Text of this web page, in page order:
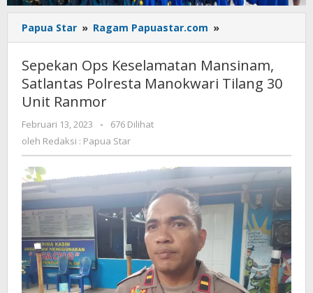
Papua Star » Ragam Papuastar.com »
Ops
Mansinam,
Satlantas
Unit
Sepekan Ops Keselamatan Mansinam,
Satlantas Polresta Manokwari Tilang 30
Unit Ranmor
Februari 13, 2023
oleh
Redaksi
Star
-
676 Dilihat
oleh Redaksi : Papua Star